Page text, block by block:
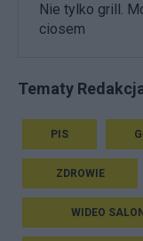
Nie tylko grill.
ciosem
Tematy
PIS
ZDROWIE
WIDEO